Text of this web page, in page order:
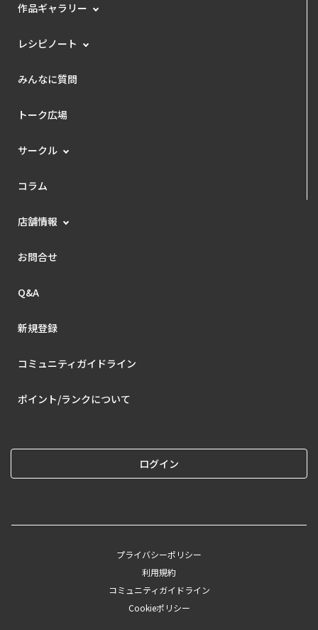
作品ギャラリー
レシピノート
みんなに質問
トーク広場
サークル
コラム
店舗情報
お問合せ
Q&A
新規登録
コミュニティガイドライン
ポイント/ランクについて
ログイン
プライバシーポリシー
利用規約
コミュニティガイドライン
Cookieポリシー